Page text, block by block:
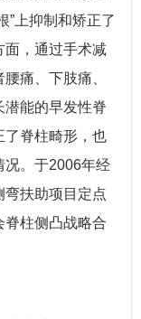
”上抑制和矫正了
面，通过手术减
痛、下肢痛、
潜能的早发性脊
了脊柱畸形，也
况。于2006年经
弯扶助项目定点
脊柱侧凸战略合